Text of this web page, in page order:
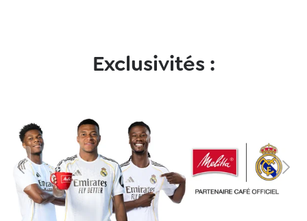
Exclusivités :